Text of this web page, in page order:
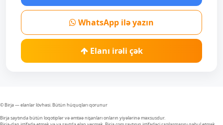
WhatsApp ilə yazın
Elanı irəli çək
© Birja — elanlar lövhəsi. Bütün hüquqları qorunur
Birja saytında bütün loqotiplər və əmtəə nişanları onların yiyələrinə məxsusdur.